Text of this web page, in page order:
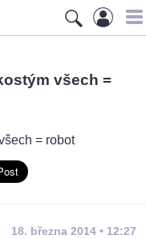
všech =
18. března 2014 • 12:27